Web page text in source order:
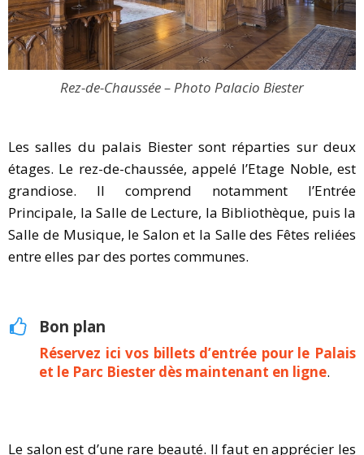
Rez-de-Chaussée – Photo Palacio Biester
Les salles du palais Biester sont réparties sur deux
étages. Le rez-de-chaussée, appelé l’Etage Noble, est
grandiose. Il comprend notamment l’Entrée
Principale, la Salle de Lecture, la Bibliothèque, puis la
Salle de Musique, le Salon et la Salle des Fêtes reliées
entre elles par des portes communes.
Bon plan
Réservez ici vos billets d’entrée pour le Palais
et le Parc Biester dès maintenant en ligne.
Le salon est d’une rare beauté. Il faut en apprécier les